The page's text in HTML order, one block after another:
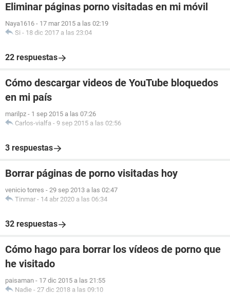
Eliminar páginas porno visitadas en mi móvil
Naya1616 - 17 mar 2015 a las 02:19
Si - 18 dic 2017 a las 23:04
22 respuestas
Cómo descargar videos de YouTube bloquedos
en mi país
marilpz - 1 sep 2015 a las 07:26
Carlos-vialfa - 9 sep 2015 a las 02:56
3 respuestas
Borrar páginas de porno visitadas hoy
venicio torres - 29 sep 2013 a las 02:47
Tinmar - 14 abr 2020 a las 06:34
32 respuestas
Cómo hago para borrar los vídeos de porno que
he visitado
paisaman - 17 dic 2015 a las 21:55
Nadie - 27 dic 2018 a las 09:10